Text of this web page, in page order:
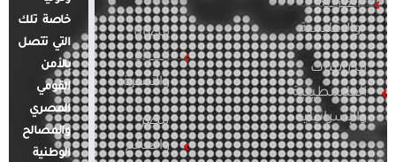
العربية
والإقليمية
الدراسات
الفلسطينية
والإسرائيلية
قضايا
المرأة
والأسرة
مصر
والعالم
خاصة تلك
التي تتصل
بالأمن
القومي
المصري
والمصالح
الوطنية